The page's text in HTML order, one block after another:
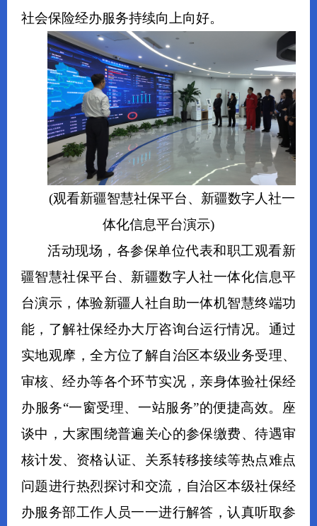
社会保险经办服务持续向上向好。
(观看新疆智慧社保平台、新疆数字人社一
体化信息平台演示)
活动现场，各参保单位代表和职工观看新
疆智慧社保平台、新疆数字人社一体化信息平
台演示，体验新疆人社自助一体机智慧终端功
能，了解社保经办大厅咨询台运行情况。通过
实地观摩，全方位了解自治区本级业务受理、
审核、经办等各个环节实况，亲身体验社保经
办服务“一窗受理、一站服务”的便捷高效。 座
谈中，大家围绕普遍关心的参保缴费、待遇审
核计发、资格认证、关系转移接续等热点难点
问题进行热烈探讨和交流，自治区本级社保经
办服务部工作人员一一进行解答，认真听取参